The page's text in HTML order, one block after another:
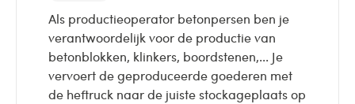
Als productieoperator betonpersen ben je
verantwoordelijk voor de productie van
betonblokken, klinkers, boordstenen,... Je
vervoert de geproduceerde goederen met
de heftruck naar de juiste stockageplaats op